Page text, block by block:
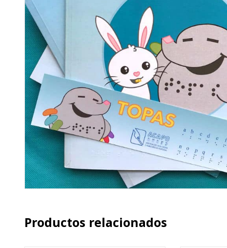
Productos relacionados